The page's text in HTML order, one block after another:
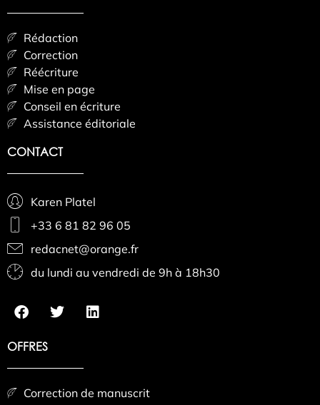
Rédaction
Correction
Réécriture
Mise en page
Conseil en écriture
Assistance éditoriale
CONTACT
Karen Platel
+33 6 81 82 96 05
redacnet@orange.fr
du lundi au vendredi de 9h à 18h30
OFFRES
Correction de manuscrit